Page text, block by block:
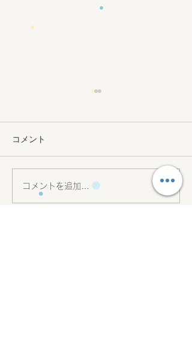
小集団レッスン
コメント
コメントを追加…